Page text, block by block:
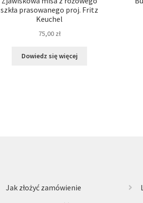
szkła prasowanego proj. Fritz
Keuchel
75,00 zł
Dowiedz się więcej
Jak złożyć zamówienie